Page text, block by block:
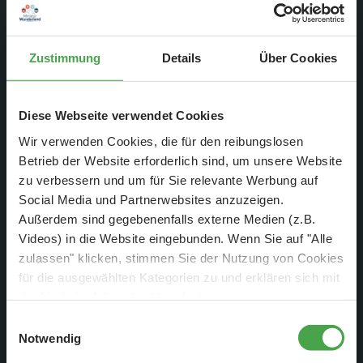
Zustimmung Details Über Cookies
Diese Webseite verwendet Cookies
Wir verwenden Cookies, die für den reibungslosen
Betrieb der Website erforderlich sind, um unsere Website
zu verbessern und um für Sie relevante Werbung auf
Social Media und Partnerwebsites anzuzeigen.
Außerdem sind gegebenenfalls externe Medien (z.B.
Videos) in die Website eingebunden. Wenn Sie auf "Alle
zulassen" klicken, stimmen Sie der Nutzung von Cookies
für die ausgewählten Kategorien zu und erklären sich mit
diese Einstellungen jederzeit über die Schaltfläche
Notwendig
2024